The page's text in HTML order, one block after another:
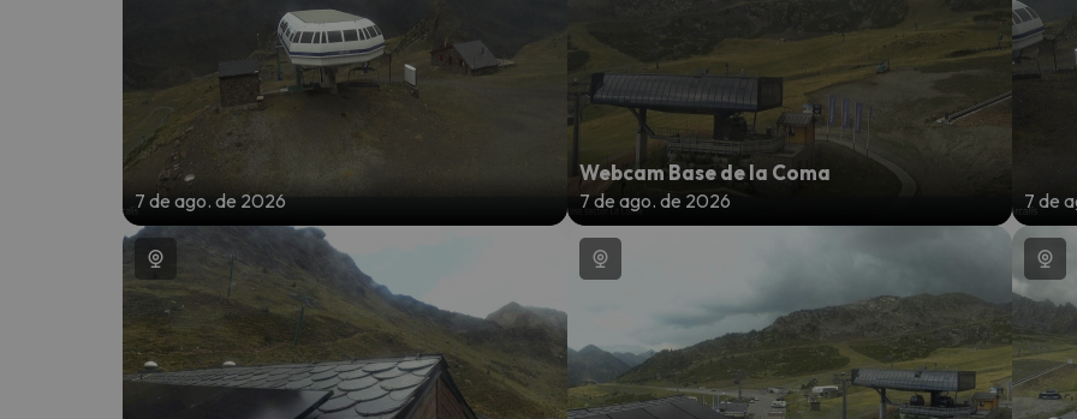
7 de ago. de 2026
Webcam Base de la Coma
7 de ago. de 2026 7 de